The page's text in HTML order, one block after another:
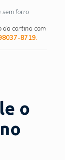
sem forro
da cortina com
8719.
o